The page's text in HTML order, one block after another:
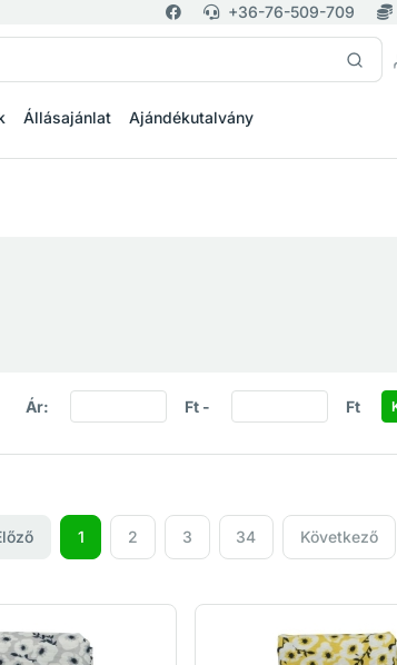
+36-76-509-709
Állásajánlat Ajándékutalvány
Ár: Ft - Ft
1 2 3 34 Következő